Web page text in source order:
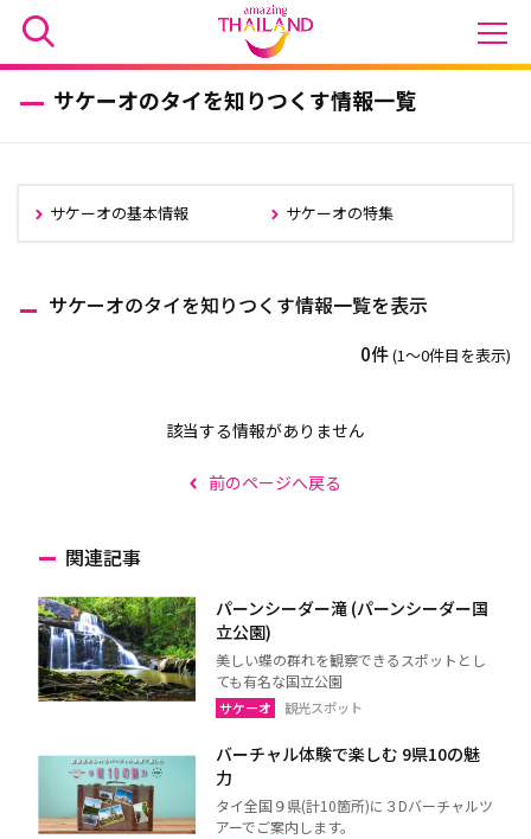
サケーオのタイを知りつくす情報一覧
サケーオの基本情報 サケーオの特集
サケーオのタイを知りつくす情報一覧を表示
0件(1〜0件目を表示)
該当する情報がありません
前のページへ戻る
関連記事
パーンシーダー滝 (パーンシーダー国
立公園)
美しい蝶の群れを観察できるスポットとし
ても有名な国立公園
サケーオ 観光スポット
バーチャル体験で楽しむ 9県10の魅
力
タイ全国９県(計10箇所)に３Dバーチャルツ
アーでご案内します。